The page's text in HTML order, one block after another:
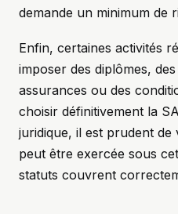
demande un minimum de
Enfin, certaines activités
imposer des diplômes,
assurances ou des
choisir définitivement la
juridique, il est prudent
peut être exercée sous
statuts couvrent